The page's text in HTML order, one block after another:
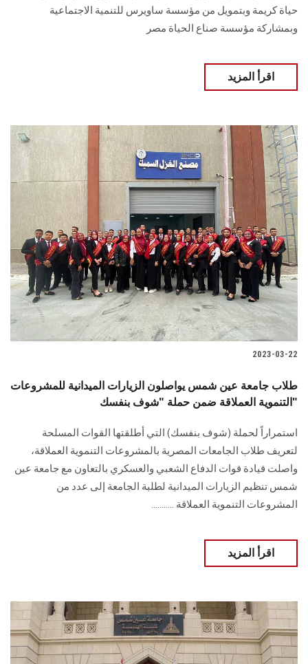
حياة كريمة وبتمويل من مؤسسة ساويرس للتنمية ‏الاجتماعية
وبمشاركة مؤسسة صناع الحياة مصر
اقرأ المزيد
2023-03-22
طلاب جامعة عين شمس يواصلون الزيارات الميدانية للمشروعات
التنموية العملاقة ضمن حملة "شوف بنفسك"
استمراراً لحملة (شوف بنفسك) التي أطلقتها القوات المسلحة
لتعريف طلاب الجامعات المصرية بالمشروعات التنموية العملاقة،
واصلت قيادة قوات الدفاع الشعبي والعسكري بالتعاون مع جامعة عين
شمس تنظيم الزيارات الميدانية لطلبة الجامعة إلى عدد من
المشروعات التنموية العملاقة ...........
اقرأ المزيد